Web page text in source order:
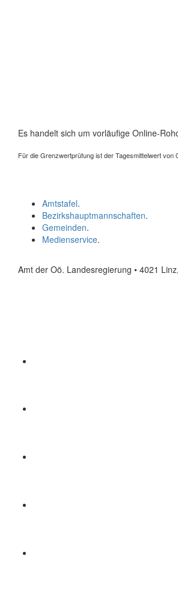
Es handelt sich um vorläufige Online-
Für die Grenzwertprüfung ist der Tagesmittelwert
Amtstafel.
Bezirkshauptmannschaften.
Gemeinden.
Medienservice.
Amt der Oö. Landesregierung • 4021